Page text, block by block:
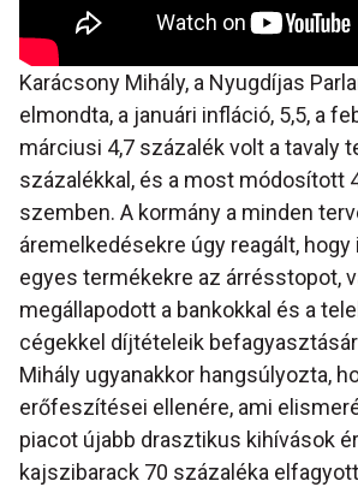
Karácsony Mihály, a Nyugdíjas
elmondta, a januári infláció, 5,5, a
márciusi 4,7 százalék volt a tavaly
százalékkal, és a most módosított
szemben. A kormány a minden
áremelkedésekre úgy reagált,
egyes termékekre az árrésstopot,
megállapodott a bankokkal és a
cégekkel díjtételeik
Mihály ugyanakkor hangsúlyozta,
erőfeszítései ellenére, ami
piacot újabb drasztikus kihívások
kajszibarack 70 százaléka